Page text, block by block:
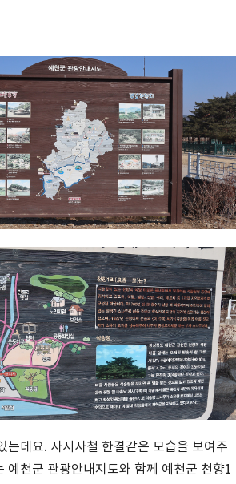
는데요. 사시사철 한결같은 모습을 보여주
예천군 관광안내지도와 함께 예천군 천향1